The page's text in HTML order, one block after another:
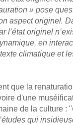
» pose
aspect originel.
l’état originel
en
climatique et
que la
d'une
de la culture : "
qui